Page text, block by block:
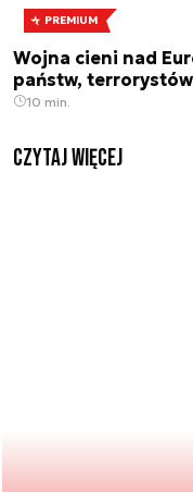
PREMIUM
Wojna cieni nad
państw,
10 min.
czytaj więcej